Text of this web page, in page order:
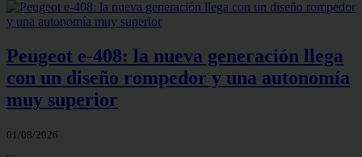
Peugeot e-408: la nueva generación llega
con un diseño rompedor y una autonomía
muy superior
01/08/2026